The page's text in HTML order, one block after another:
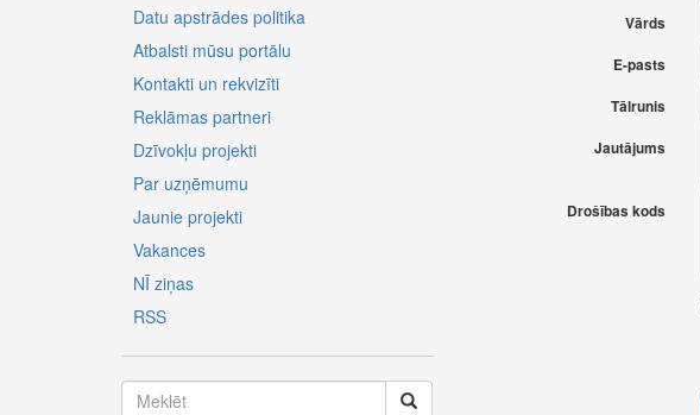
Datu apstrādes politika
Atbalsti mūsu portālu
Kontakti un rekvizīti
Reklāmas partneri
Dzīvokļu projekti
Par uzņēmumu
Jaunie projekti
Vakances
NĪ ziņas
RSS
Vārds
E-pasts
Tālrunis
Jautājums
Drošības kods